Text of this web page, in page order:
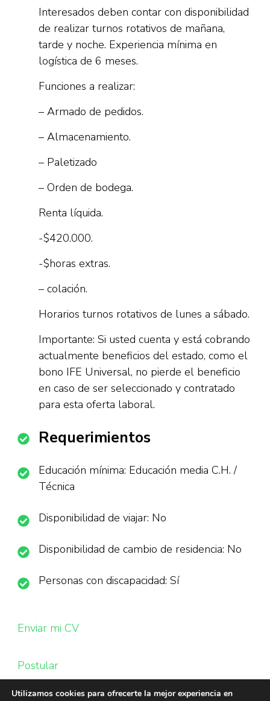
Interesados deben contar con disponibilidad
de realizar turnos rotativos de mañana,
tarde y noche. Experiencia mínima en
logística de 6 meses.
Funciones a realizar:
– Armado de pedidos.
– Almacenamiento.
– Paletizado
– Orden de bodega.
Renta líquida.
-$420.000.
-$horas extras.
– colación.
Horarios turnos rotativos de lunes a sábado.
Importante: Si usted cuenta y está cobrando
actualmente beneficios del estado, como el
bono IFE Universal, no pierde el beneficio
en caso de ser seleccionado y contratado
para esta oferta laboral.
Requerimientos
Educación mínima: Educación media C.H. /
Técnica
Disponibilidad de viajar: No
Disponibilidad de cambio de residencia: No
Personas con discapacidad: Sí
Enviar mi CV
Postular
Utilizamos cookies para ofrecerte la mejor experiencia en